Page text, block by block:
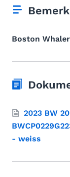
Boston
2023 BW
- weiss